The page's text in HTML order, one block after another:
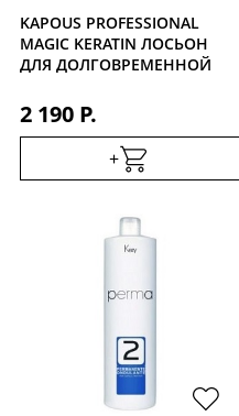
KAPOUS PROFESSIONAL
MAGIC KERATIN ЛОСЬОН
ДЛЯ ДОЛГОВРЕМЕННОЙ
КЕРАТИНОМ 1000 МЛ
2 190 Р.
+